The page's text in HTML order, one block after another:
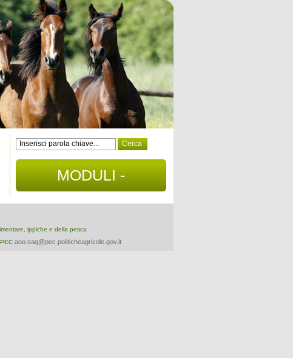
MODULI -
DOCUMENTI
ippiche e della pesca
aoo.saq@pec.politicheagricole.gov.it